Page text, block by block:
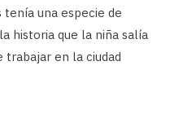
tenía una especie de
historia que la niña salía
trabajar en la ciudad